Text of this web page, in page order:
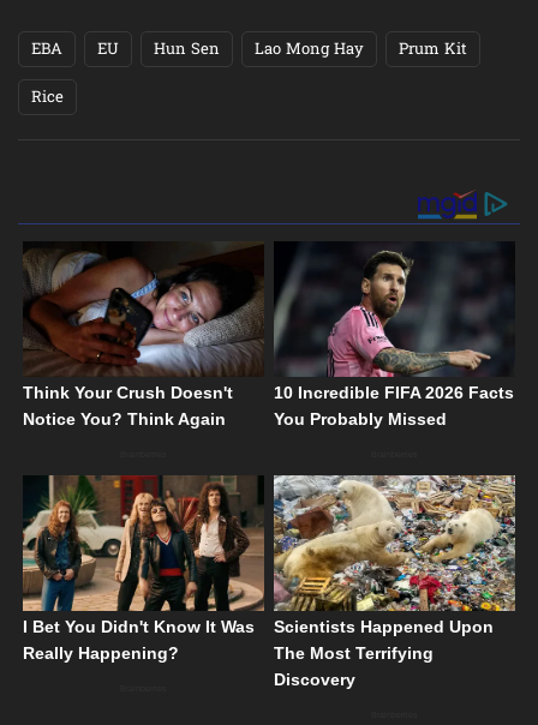
EBA EU Hun Sen Lao Mong Hay Prum Kit
Rice